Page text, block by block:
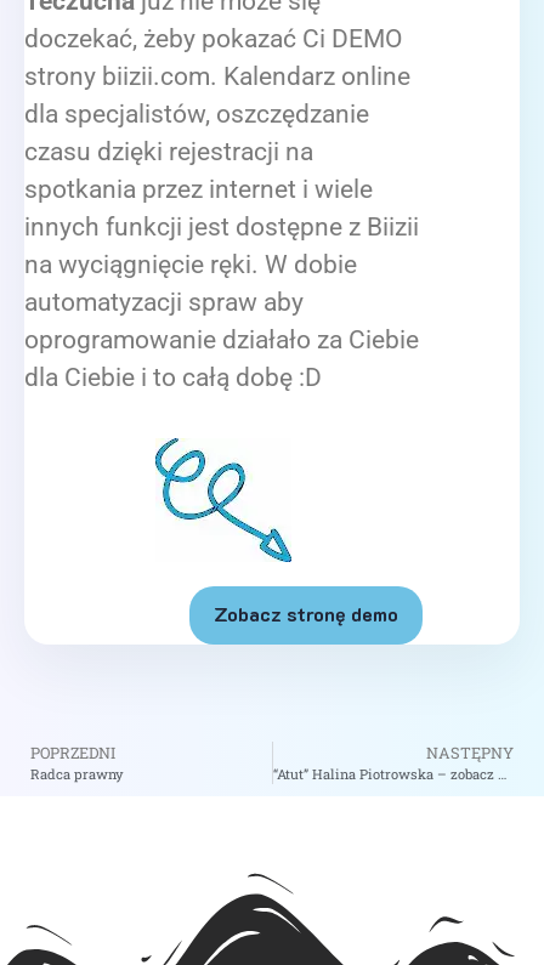
doczekać, żeby pokazać Ci DEMO
strony biizii.com. Kalendarz online
dla specjalistów, oszczędzanie
czasu dzięki rejestracji na
spotkania przez internet i wiele
innych funkcji jest dostępne z Biizii
na wyciągnięcie ręki. W dobie
automatyzacji spraw aby
oprogramowanie działało za Ciebie
dla Ciebie i to całą dobę :D
Zobacz stronę demo
POPRZEDNI
Radca prawny
NASTĘPNY
“Atut” Halina Piotrowska – zobacz na biizii.com